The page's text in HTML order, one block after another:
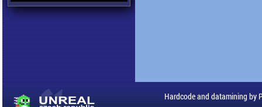
Hardcode and datamining by